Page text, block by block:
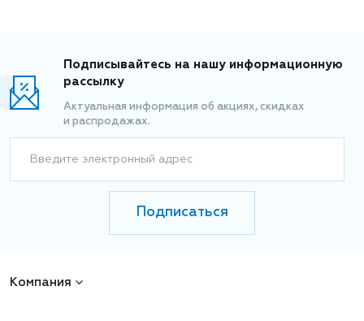
Подписывайтесь на нашу информационную
рассылку
Актуальная информация об акциях, скидках
и распродажах.
Введите электронный адрес
Подписаться
Компания